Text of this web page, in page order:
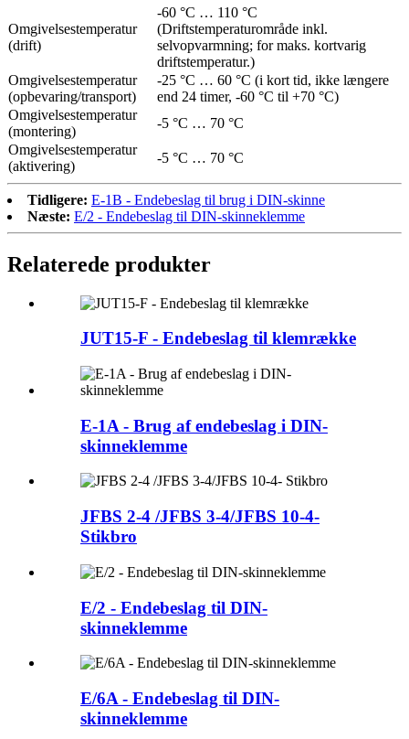
Omgivelsestemperatur
(drift)
-60 °C … 110 °C
(Driftstemperaturområde inkl.
selvopvarmning; for maks. kortvarig
driftstemperatur.)
Omgivelsestemperatur
(opbevaring/transport)
-25 °C … 60 °C (i kort tid, ikke længere
end 24 timer, -60 °C til +70 °C)
Omgivelsestemperatur
(montering)
-5 °C … 70 °C
Omgivelsestemperatur
(aktivering)
-5 °C … 70 °C
Tidligere: E-1B - Endebeslag til brug i DIN-skinne
Næste: E/2 - Endebeslag til DIN-skinneklemme
Relaterede produkter
JUT15-F - Endebeslag til klemrække
E-1A - Brug af endebeslag i DIN-
skinneklemme
JFBS 2-4 /JFBS 3-4/JFBS 10-4-
Stikbro
E/2 - Endebeslag til DIN-
skinneklemme
E/6A - Endebeslag til DIN-
skinneklemme